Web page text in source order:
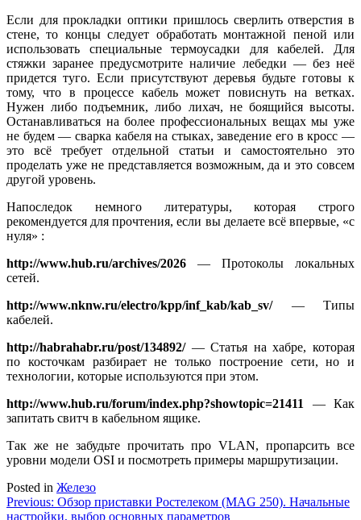
Если для прокладки оптики пришлось сверлить отверстия в
стене, то концы следует обработать монтажной пеной или
использовать специальные термоусадки для кабелей. Для
стяжки заранее предусмотрите наличие лебедки — без неё
придется туго. Если присутствуют деревья будьте готовы к
тому, что в процессе кабель может повиснуть на ветках.
Нужен либо подъемник, либо лихач, не боящийся высоты.
Останавливаться на более профессиональных вещах мы уже
не будем — сварка кабеля на стыках, заведение его в кросс —
это всё требует отдельной статьи и самостоятельно это
проделать уже не представляется возможным, да и это совсем
другой уровень.
Напоследок немного литературы, которая строго
рекомендуется для прочтения, если вы делаете всё впервые, «с
нуля» :
http://www.hub.ru/archives/2026 — Протоколы локальных
сетей.
http://www.nknw.ru/electro/kpp/inf_kab/kab_sv/— Типы
кабелей.
http://habrahabr.ru/post/134892/— Статья на хабре, которая
по косточкам разбирает не только построение сети, но и
технологии, которые используются при этом.
http://www.hub.ru/forum/index.php?showtopic=21411
— Как
запитать свитч в кабельном ящике.
Так же не забудьте прочитать про VLAN, пропарсить все
уровни модели OSI и посмотреть примеры маршрутизации.
Posted in Железо
Навигация
Previous: Обзор приставки Ростелеком (MAG 250). Начальные
настройки, выбор основных параметров